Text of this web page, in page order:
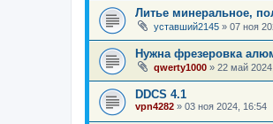
Литье минеральное,
уставший2145 » 07 ноя
Нужна фрезеровка
qwerty1000 » 22 май
DDCS 4.1
vpn4282 » 03 ноя 2024, 16:54